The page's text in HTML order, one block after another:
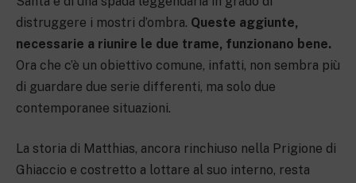
distruggere i mostri d’ombra. Queste aggiunte,
necessarie a riunire le due trame, funzionano bene.
Ora che c’è un obiettivo comune, infatti, non sembra più
di guardare due serie differenti, ma solo due
contemporanee situazioni.
La storia di Matthias, ancora rinchiuso nella Prigione di
Ghiaccio e costretto a lottare al suo interno, resta